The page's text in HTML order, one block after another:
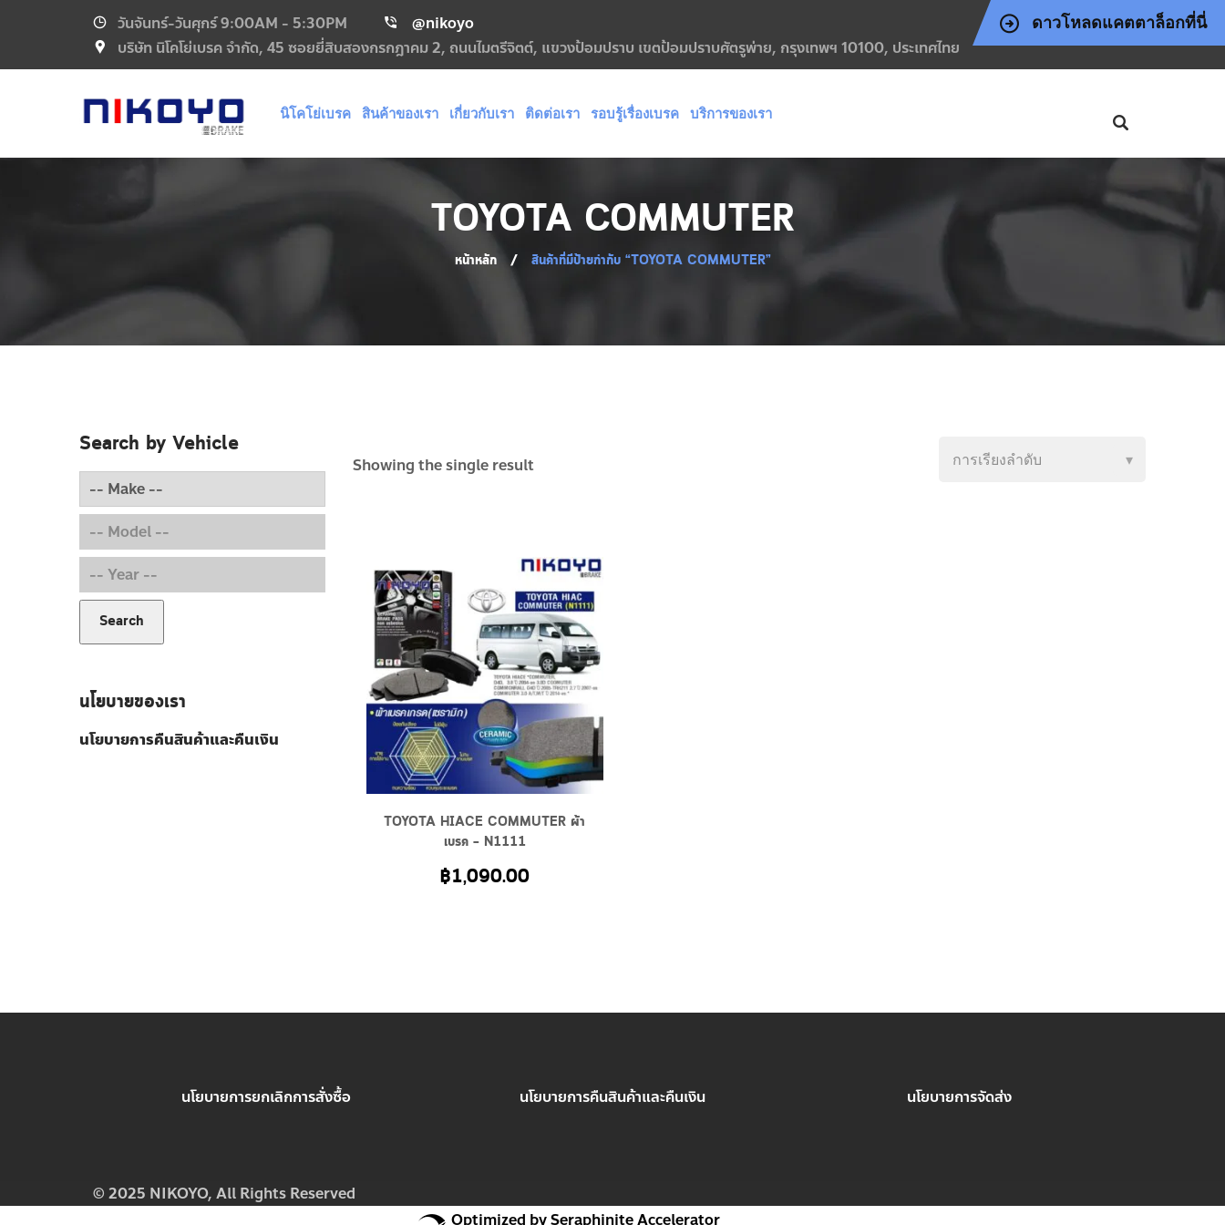
ดาวโหลดแคตตาล็อกที่นี่
วันจันทร์-วันศุกร์9:00AM - 5:30PM
@nikoyo
บริษัท นิโคโย่เบรค จำกัด, 45 ซอยยี่สิบสองกรกฎาคม 2, ถนนไมตรีจิตต์, แขวงป้อมปราบ เขตป้อมปราบศัตรูพ่าย, กรุงเทพฯ 10100, ประเทศไทย
นิโคโย่เบรค สินค้าของเรา เกี่ยวกับเรา ติดต่อเรา รอบรู้เรื่องเบรค บริการของเรา
TOYOTA COMMUTER
หน้าหลัก / สินค้าที่มีป้ายกำกับ “TOYOTA COMMUTER”
Showing the single result
TOYOTA HIACE COMMUTER ผ้า
เบรค – N1111
฿1,090.00
Search by Vehicle
Search
นโยบายของเรา
นโยบายการคืนสินค้าและคืนเงิน
นโยบายการยกเลิกการสั่งซื้อ นโยบายการคืนสินค้าและคืนเงิน นโยบายการจัดส่ง
© 2025 NIKOYO, All Rights Reserved
Optimized by Seraphinite Accelerator